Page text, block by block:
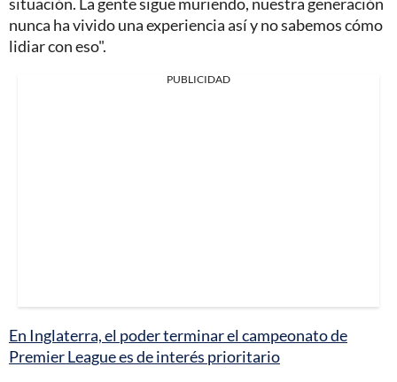
nunca ha vivido una experiencia así y no sabemos cómo
lidiar con eso".
PUBLICIDAD
En Inglaterra, el poder terminar el campeonato de
Premier League es de interés prioritario